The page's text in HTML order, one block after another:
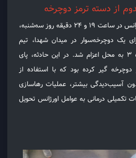
از دسته ترمز دوچرخه
در پی تماس عوامل اورژانس در ساعت ۱۹ و 24 دقیقه روز سه‌شنبه،
یک دوچرخه‌سوار در میدان شهدا، تیم
عملیاتی ایستگاه شماره ۳ به محل اعزام شد. در این حادثه، پای
گیر کرده بود که با استفاده از
آسیب‌دیدگی بیشتر، عملیات رهاسازی
تکمیلی درمانی به عوامل اورژانس تحویل